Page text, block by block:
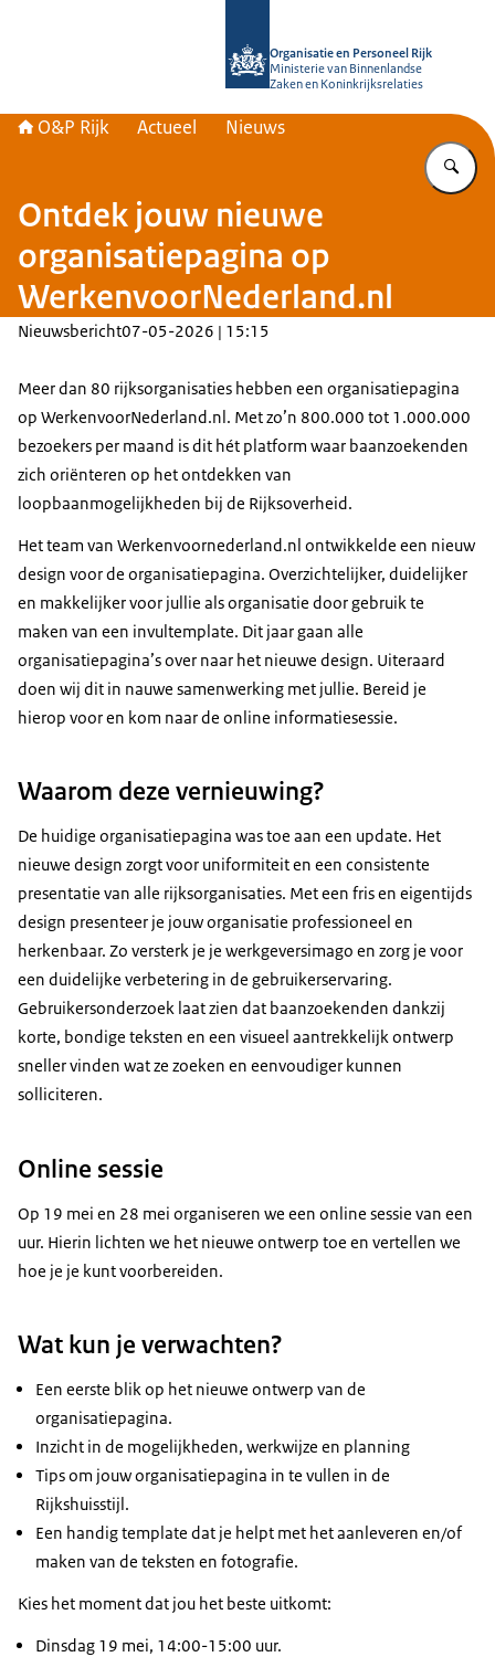
Organisatie en Personeel Rijk
Ministerie van Binnenlandse
Zaken en Koninkrijksrelaties
O&P Rijk Actueel Nieuws
Ontdek jouw nieuwe
organisatiepagina op
WerkenvoorNederland.nl
Nieuwsbericht07-05-2026 | 15:15
Meer dan 80 rijksorganisaties hebben een organisatiepagina
op WerkenvoorNederland.nl. Met zo’n 800.000 tot 1.000.000
bezoekers per maand is dit hét platform waar baanzoekenden
zich oriënteren op het ontdekken van
loopbaanmogelijkheden bij de Rijksoverheid.
Het team van Werkenvoornederland.nl ontwikkelde een nieuw
design voor de organisatiepagina. Overzichtelijker, duidelijker
en makkelijker voor jullie als organisatie door gebruik te
maken van een invultemplate. Dit jaar gaan alle
organisatiepagina’s over naar het nieuwe design. Uiteraard
doen wij dit in nauwe samenwerking met jullie. Bereid je
hierop voor en kom naar de online informatiesessie.
Waarom deze vernieuwing?
De huidige organisatiepagina was toe aan een update. Het
nieuwe design zorgt voor uniformiteit en een consistente
presentatie van alle rijksorganisaties. Met een fris en eigentijds
design presenteer je jouw organisatie professioneel en
herkenbaar. Zo versterk je je werkgeversimago en zorg je voor
een duidelijke verbetering in de gebruikerservaring.
Gebruikersonderzoek laat zien dat baanzoekenden dankzij
korte, bondige teksten en een visueel aantrekkelijk ontwerp
sneller vinden wat ze zoeken en eenvoudiger kunnen
solliciteren.
Online sessie
Op 19 mei en 28 mei organiseren we een online sessie van een
uur. Hierin lichten we het nieuwe ontwerp toe en vertellen we
hoe je je kunt voorbereiden.
Wat kun je verwachten?
Een eerste blik op het nieuwe ontwerp van de
organisatiepagina.
Inzicht in de mogelijkheden, werkwijze en planning
Tips om jouw organisatiepagina in te vullen in de
Rijkshuisstijl.
Een handig template dat je helpt met het aanleveren en/of
maken van de teksten en fotografie.
Kies het moment dat jou het beste uitkomt:
Dinsdag 19 mei, 14:00-15:00 uur.